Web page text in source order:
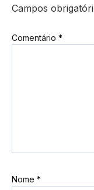
Campos
Comentário *
Nome *